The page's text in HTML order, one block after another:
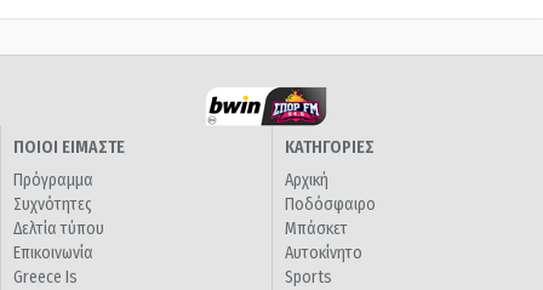
ΠΟΙΟΙ ΕΙΜΑΣΤΕ
Πρόγραμμα
Συχνότητες
Δελτία τύπου
Επικοινωνία
Greece Is
ΚΑΤΗΓΟΡΙΕΣ
Αρχική
Ποδόσφαιρο
Μπάσκετ
Αυτοκίνητο
Sports